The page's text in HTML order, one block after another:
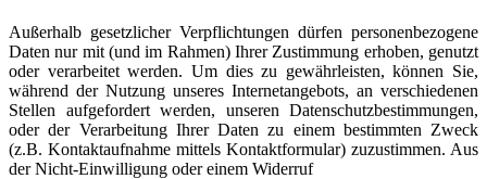
Außerhalb gesetzlicher Verpflichtungen dürfen personenbezogene
Daten nur mit (und im Rahmen) Ihrer Zustimmung erhoben, genutzt
oder verarbeitet werden. Um dies zu gewährleisten, können Sie,
während der Nutzung unseres Internetangebots, an verschiedenen
Stellen aufgefordert werden, unseren Datenschutzbestimmungen,
oder der Verarbeitung Ihrer Daten zu einem bestimmten Zweck
(z.B. Kontaktaufnahme mittels Kontaktformular) zuzustimmen. Aus
der Nicht-Einwilligung oder einem Widerruf